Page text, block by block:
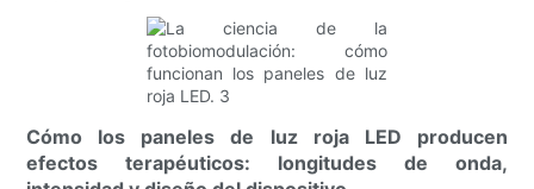
Cómo los paneles de luz roja LED producen
efectos terapéuticos: longitudes de onda,